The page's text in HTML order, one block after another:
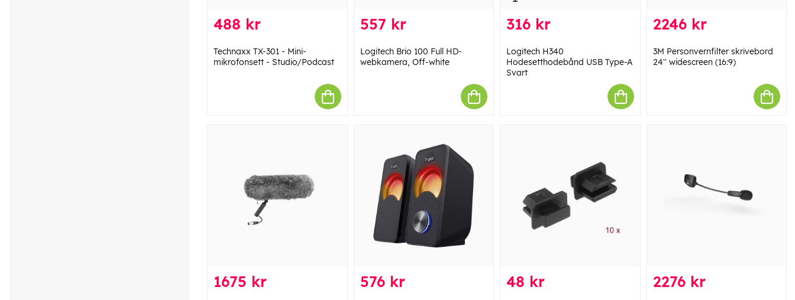
488 kr
Technaxx TX-301 - Mini-
mikrofonsett - Studio/Podcast
557 kr
Logitech Brio 100 Full HD-
webkamera, Off-white
316 kr
Logitech H340
Hodesetthodebånd USB Type-A
Svart
2246 kr
3M Personvernfilter skrivebord
24'' widescreen (16:9)
1675 kr 576 kr 48 kr 2276 kr